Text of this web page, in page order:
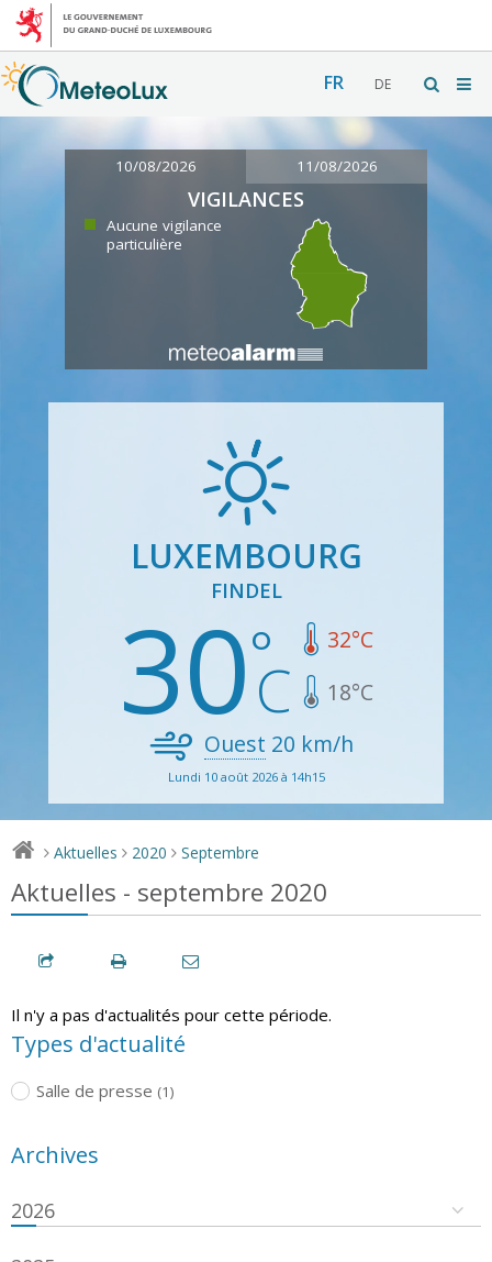
FR DE
10/08/2026 11/08/2026
VIGILANCES
Aucune vigilance
particulière
LUXEMBOURG
FINDEL
30 32°C
18°C
Ouest 20 km/h
Lundi 10 août 2026 à 14h15
> Aktuelles > 2020 > Septembre
Aktuelles - septembre 2020
Il n'y a pas d'actualités pour cette période.
Types d'actualité
Salle de presse (1)
Archives
2026